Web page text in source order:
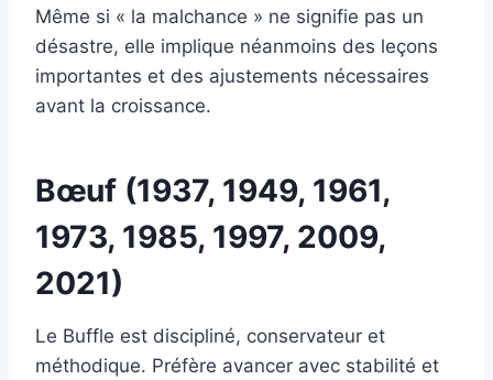
Même si « la malchance » ne signifie pas un
désastre, elle implique néanmoins des leçons
importantes et des ajustements nécessaires
avant la croissance.
Bœuf (1937, 1949, 1961,
1973, 1985, 1997, 2009,
2021)
Le Buffle est discipliné, conservateur et
méthodique. Préfère avancer avec stabilité et